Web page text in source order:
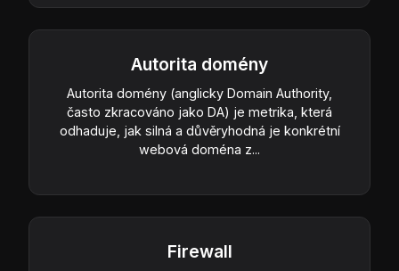
Autorita domény
Autorita domény (anglicky Domain Authority,
často zkracováno jako DA) je metrika, která
odhaduje, jak silná a důvěryhodná je konkrétní
webová doména z...
Firewall